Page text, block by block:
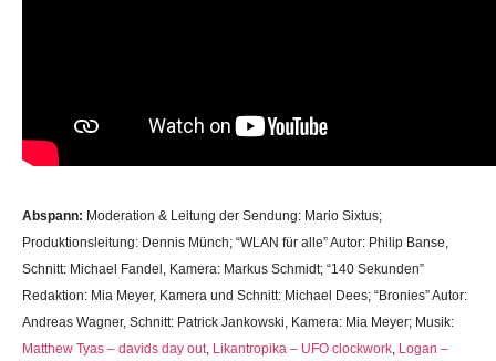
Abspann: Moderation & Leitung der Sendung: Mario Sixtus;
Produktionsleitung: Dennis Münch; “WLAN für alle” Autor: Philip Banse,
Schnitt: Michael Fandel, Kamera: Markus Schmidt; “140 Sekunden”
Redaktion: Mia Meyer, Kamera und Schnitt: Michael Dees; “Bronies” Autor:
Andreas Wagner, Schnitt: Patrick Jankowski, Kamera: Mia Meyer; Musik:
Matthew Tyas – davids day out, Likantropika – UFO clockwork, Logan –